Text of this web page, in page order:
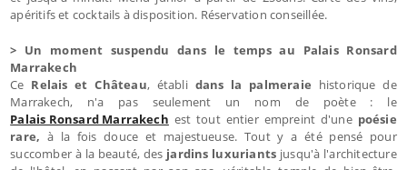
apéritifs et cocktails à disposition. Réservation conseillée.
> Un moment suspendu dans le temps au Palais Ronsard
Marrakech
Ce Relais et Château, établi dans la palmeraie historique de
Marrakech, n'a pas seulement un nom de poète : le
Palais Ronsard Marrakech est tout entier empreint d'une poésie
rare, à la fois douce et majestueuse. Tout y a été pensé pour
succomber à la beauté, des jardins luxuriants jusqu'à l'architecture